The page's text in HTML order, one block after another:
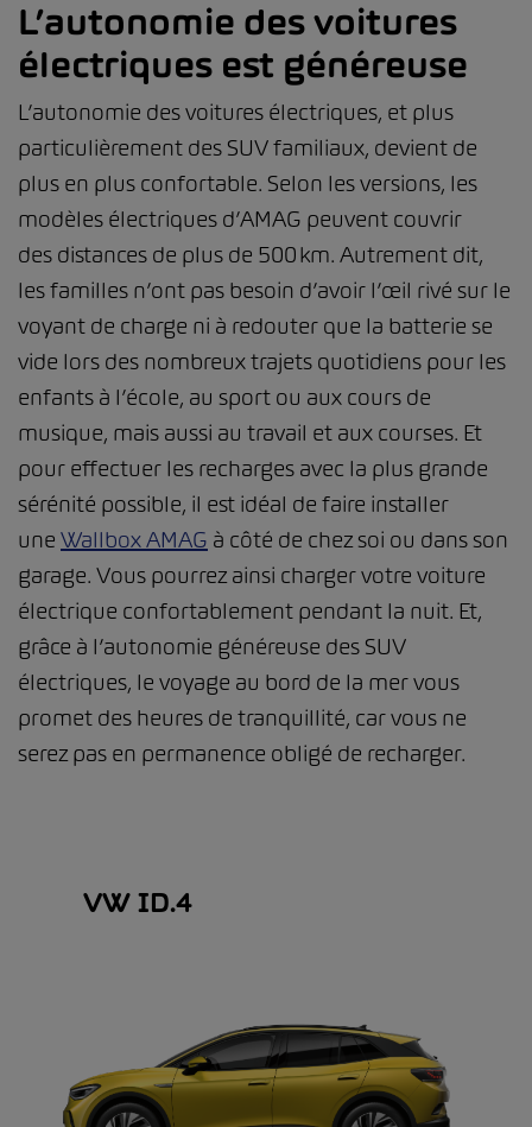
L’autonomie des voitures
électriques est généreuse
L’autonomie des voitures électriques, et plus
particulièrement des SUV familiaux, devient de
plus en plus confortable. Selon les versions, les
modèles électriques d’AMAG peuvent couvrir
des distances de plus de 500 km. Autrement dit,
les familles n’ont pas besoin d’avoir l’œil rivé sur le
voyant de charge ni à redouter que la batterie se
vide lors des nombreux trajets quotidiens pour les
enfants à l’école, au sport ou aux cours de
musique, mais aussi au travail et aux courses. Et
pour effectuer les recharges avec la plus grande
sérénité possible, il est idéal de faire installer
une Wallbox AMAG à côté de chez soi ou dans son
garage. Vous pourrez ainsi charger votre voiture
électrique confortablement pendant la nuit. Et,
grâce à l’autonomie généreuse des SUV
électriques, le voyage au bord de la mer vous
promet des heures de tranquillité, car vous ne
serez pas en permanence obligé de recharger.
VW ID.4